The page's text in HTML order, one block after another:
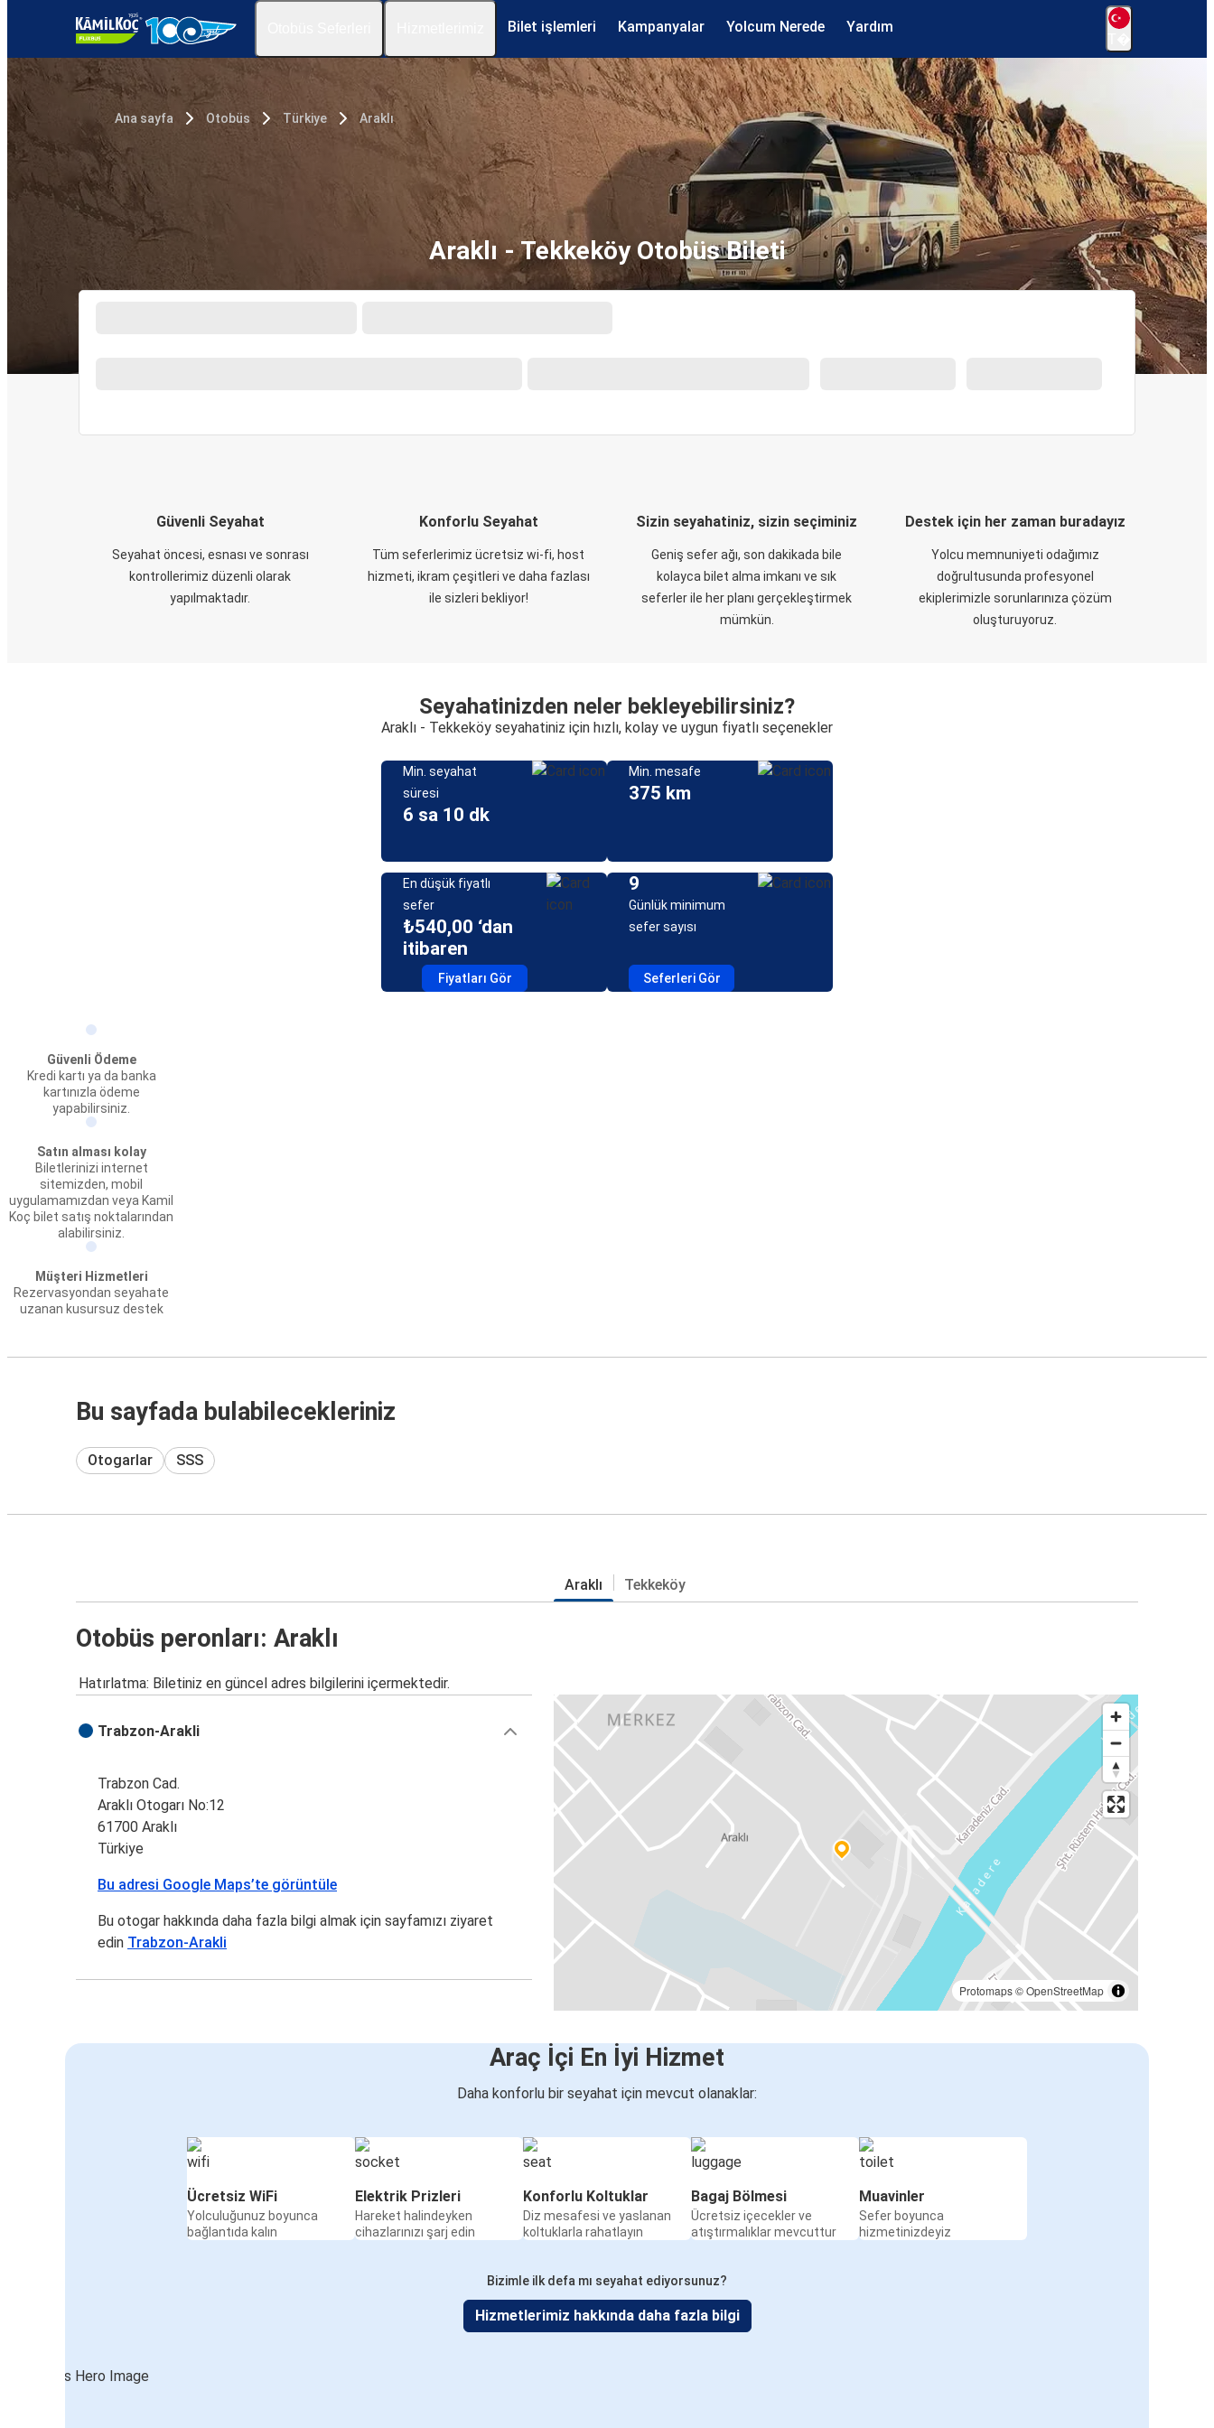
Bilet işlemleri Kampanyalar Yolcum Nerede Yardım
Ana sayfa Otobüs Türkiye Araklı
Araklı - Tekkeköy Otobüs Bileti
Güvenli Seyahat
Seyahat öncesi, esnası ve sonrası
kontrollerimiz düzenli olarak
yapılmaktadır.
Konforlu Seyahat
Tüm seferlerimiz ücretsiz wi-fi, host
hizmeti, ikram çeşitleri ve daha fazlası
ile sizleri bekliyor!
Sizin seyahatiniz, sizin seçiminiz
Geniş sefer ağı, son dakikada bile
kolayca bilet alma imkanı ve sık
seferler ile her planı gerçekleştirmek
mümkün.
Destek için her zaman buradayız
Yolcu memnuniyeti odağımız
doğrultusunda profesyonel
ekiplerimizle sorunlarınıza çözüm
oluşturuyoruz.
Seyahatinizden neler bekleyebilirsiniz?
Araklı - Tekkeköy seyahatiniz için hızlı, kolay ve uygun fiyatlı seçenekler
Min. seyahat
süresi
6 sa 10 dk
Min. mesafe
375 km
En düşük fiyatlı
sefer
₺540,00 ‘dan
itibaren
Fiyatları Gör
9
Günlük minimum
sefer sayısı
Seferleri Gör
Güvenli Ödeme
Kredi kartı ya da banka
kartınızla ödeme
yapabilirsiniz.
Satın alması kolay
Biletlerinizi internet
sitemizden, mobil
uygulamamızdan veya Kamil
Koç bilet satış noktalarından
alabilirsiniz.
Müşteri Hizmetleri
Rezervasyondan seyahate
uzanan kusursuz destek
Bu sayfada bulabilecekleriniz
Otogarlar SSS
Araklı Tekkeköy
Otobüs peronları: Araklı
Hatırlatma: Biletiniz en güncel adres bilgilerini içermektedir.
Protomaps©OpenStreetMap
Trabzon-Arakli
Trabzon Cad.
Araklı Otogarı No:12
61700 Araklı
Türkiye
Bu adresi Google Maps’te görüntüle
Bu otogar hakkında daha fazla bilgi almak için sayfamızı ziyaret
edin Trabzon-Arakli
Araç İçi En İyi Hizmet
Daha konforlu bir seyahat için mevcut olanaklar:
Ücretsiz WiFi
Yolculuğunuz boyunca
bağlantıda kalın
Elektrik Prizleri
Hareket halindeyken
cihazlarınızı şarj edin
Konforlu Koltuklar
Diz mesafesi ve yaslanan
koltuklarla rahatlayın
Bagaj Bölmesi
Ücretsiz içecekler ve
atıştırmalıklar mevcuttur
Muavinler
Sefer boyunca
hizmetinizdeyiz
Bizimle ilk defa mı seyahat ediyorsunuz?
Hizmetlerimiz hakkında daha fazla bilgi